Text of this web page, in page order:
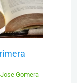
Jose Gomera